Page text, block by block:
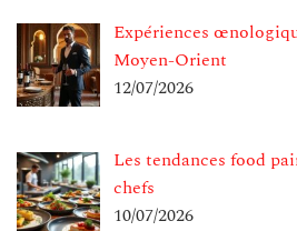
Expériences
Moyen-Orient
12/07/2026
Les tendances food
chefs
10/07/2026